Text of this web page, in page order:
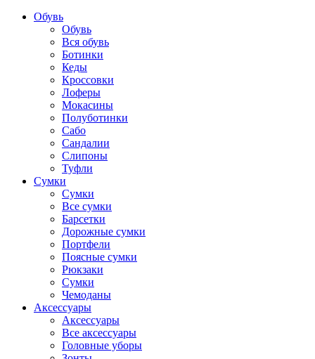
Обувь
Обувь
Вся обувь
Ботинки
Кеды
Кроссовки
Лоферы
Мокасины
Полуботинки
Сабо
Сандалии
Слипоны
Туфли
Сумки
Сумки
Все сумки
Барсетки
Дорожные сумки
Портфели
Поясные сумки
Рюкзаки
Сумки
Чемоданы
Аксессуары
Аксессуары
Все аксессуары
Головные уборы